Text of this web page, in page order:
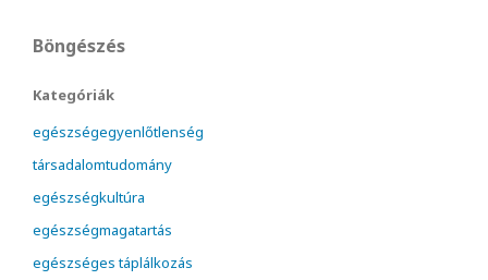
Böngészés
Kategóriák
egészségegyenlőtlenség
társadalomtudomány
egészségkultúra
egészségmagatartás
egészséges táplálkozás